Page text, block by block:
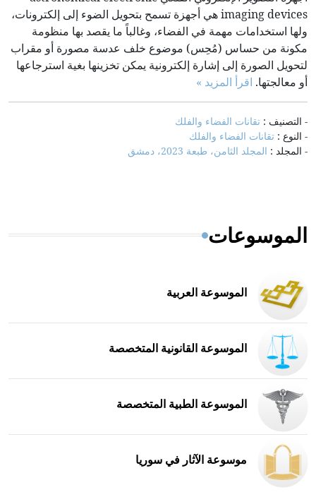
imaging devices هي أجهزة تسمح بتحويل الضوء إلى إلكترونات،
ولها استخدامات مهمة في الفضاء، وغالباً ما يقصد بها منظومة
مكونة من حساس (مُحِس) موضوع خلف عدسة مصورة أو مقراب
لتحويل الصورة إلى إشارة إلكترونية يمكن تخزينها بغية استرجاعها
أو معالجتها. اقرأ المزيد »
- التصنيف : تقانات الفضاء والفلك
- النوع : تقانات الفضاء والفلك
- المجلد : المجلد الثامن، طبعة 2023، دمشق
الموسوعات
الموسوعة العربية
الموسوعة القانونية المتخصصة
الموسوعة الطبية المتخصصة
موسوعة الآثار في سوريا